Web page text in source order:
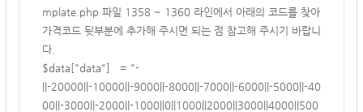
mplate.php 파일 1358 ~ 1360 라인에서 아래의 코드를 찾아
가격코드 뒷부분에 추가해 주시면 되는 점 참고해 주시기 바랍니
다.
$data["data"]
= "-
||-20000||-10000||-9000||-8000||-7000||-6000||-5000||-40
00||-3000||-2000||-1000||0||1000||2000||3000||4000||500